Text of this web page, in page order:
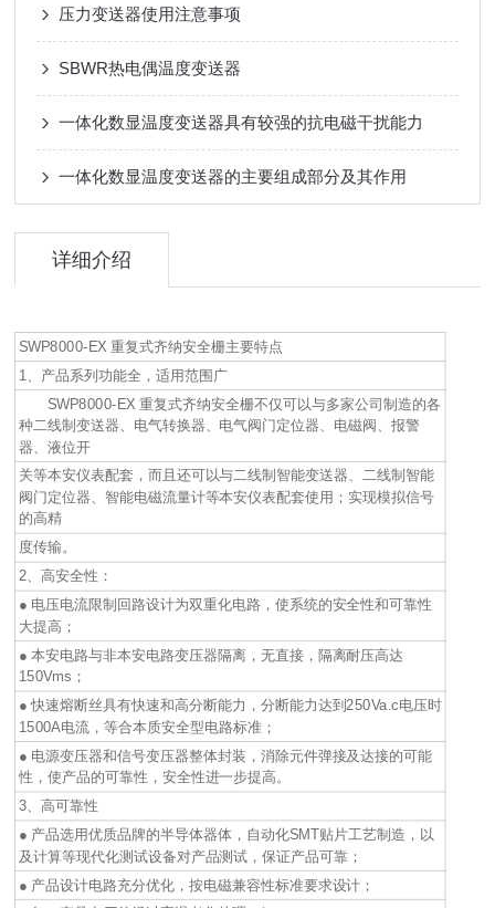
压力变送器使用注意事项
SBWR热电偶温度变送器
一体化数显温度变送器具有较强的抗电磁干扰能力
一体化数显温度变送器的主要组成部分及其作用
详细介绍
SWP8000-EX 重复式齐纳安全栅主要特点
1、产品系列功能全，适用范围广
SWP8000-EX 重复式齐纳安全栅不仅可以与多家公司制造的各
种二线制变送器、电气转换器、电气阀门定位器、电磁阀、报警
器、液位开
关等本安仪表配套，而且还可以与二线制智能变送器、二线制智能
阀门定位器、智能电磁流量计等本安仪表配套使用；实现模拟信号
的高精
度传输。
2、高安全性：
● 电压电流限制回路设计为双重化电路，使系统的安全性和可靠性
大提高；
● 本安电路与非本安电路变压器隔离，无直接，隔离耐压高达
150Vms；
● 快速熔断丝具有快速和高分断能力，分断能力达到250Va.c电压时
1500A电流，等合本质安全型电路标准；
● 电源变压器和信号变压器整体封装，消除元件弹接及达接的可能
性，使产品的可靠性，安全性进一步提高。
3、高可靠性
● 产品选用优质品牌的半导体器体，自动化SMT贴片工艺制造，以
及计算等现代化测试设备对产品测试，保证产品可靠；
● 产品设计电路充分优化，按电磁兼容性标准要求设计；